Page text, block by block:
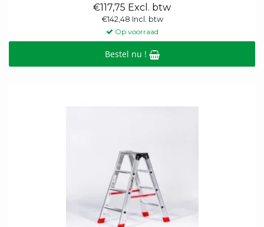
€117,75 Excl. btw
€142,48 Incl. btw
Op voorraad
Bestel nu !